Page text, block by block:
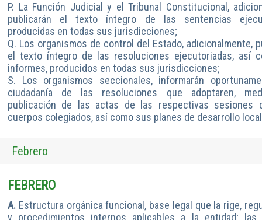
P. La Función Judicial y el Tribunal Constitucional,
publicarán el texto íntegro de las sentencias
producidas en todas sus jurisdicciones;
Q. Los organismos de control del Estado, adicionalmente,
el texto íntegro de las resoluciones ejecutoriadas, así
informes, producidos en todas sus jurisdicciones;
S. Los organismos seccionales, informarán
ciudadanía de las resoluciones que adoptaren,
publicación de las actas de las respectivas sesiones
cuerpos colegiados, así como sus planes de desarrollo
Febrero
FEBRERO
A. Estructura orgánica funcional, base legal que la rige,
y procedimientos internos aplicables a la entidad; las